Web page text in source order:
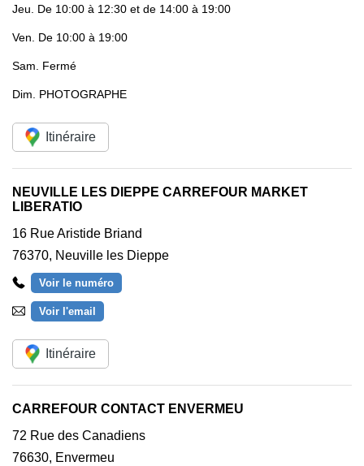
Jeu. De 10:00 à 12:30 et de 14:00 à 19:00
Ven. De 10:00 à 19:00
Sam. Fermé
Dim. PHOTOGRAPHE
Itinéraire
NEUVILLE LES DIEPPE CARREFOUR MARKET
LIBERATIO
16 Rue Aristide Briand
76370, Neuville les Dieppe
Voir le numéro
Voir l'email
Itinéraire
CARREFOUR CONTACT ENVERMEU
72 Rue des Canadiens
76630, Envermeu